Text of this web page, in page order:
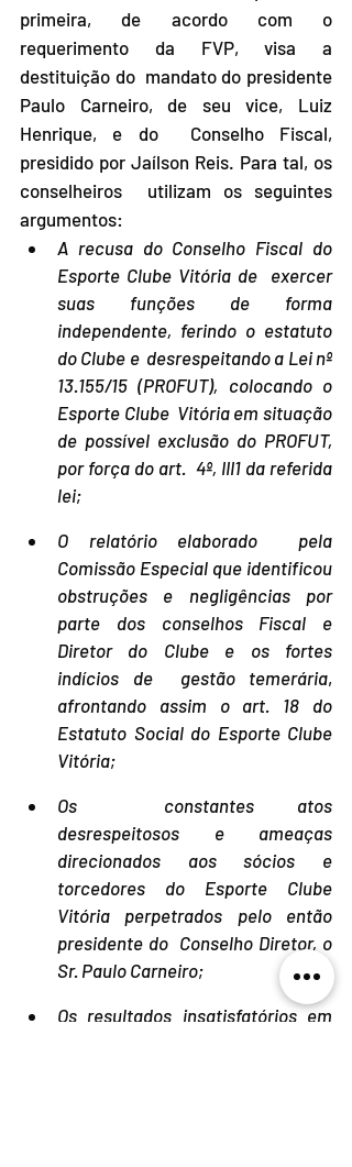
primeira, de acordo com o
requerimento da FVP, visa a
destituição do  mandato do presidente
Paulo Carneiro, de seu vice, Luiz
Henrique, e do  Conselho Fiscal,
presidido por Jaílson Reis. Para tal, os
conselheiros  utilizam os seguintes
argumentos:
A recusa do Conselho Fiscal do
Esporte Clube Vitória de  exercer
suas funções de forma
independente, ferindo o estatuto
do Clube e  desrespeitando a Lei nº
13.155/15 (PROFUT), colocando o
Esporte Clube  Vitória em situação
de possível exclusão do PROFUT,
por força do art.  4º, III1 da referida
lei;
O relatório elaborado  pela
Comissão Especial que identificou
obstruções e negligências por
parte dos conselhos Fiscal e
Diretor do Clube e os fortes
indícios de  gestão temerária
afrontando assim o art. 18 do
Estatuto Social do Esporte Clube
Vitória;
Os  constantes atos
desrespeitosos e ameaças
direcionados aos sócios e
torcedores do Esporte Clube
Vitória perpetrados pelo então
presidente do  Conselho Diretor, o
Sr. Paulo Carneiro;
Os resultados insatisfatórios em